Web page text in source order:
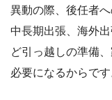
異動の際、後任者
中長期出張、海外
ど引っ越しの準備
必要になるからです